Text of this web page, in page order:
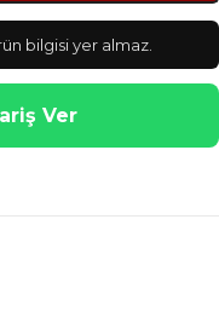
bilgisi yer almaz.
Ver